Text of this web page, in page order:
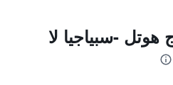
هوتل -سبياجيا لا